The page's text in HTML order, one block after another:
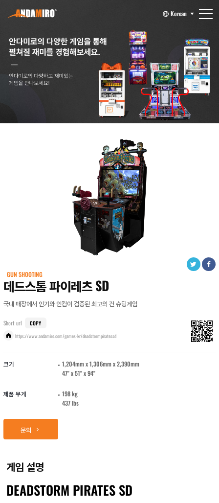
Korean
GUN SHOOTING
데드스톰 파이레츠 SD
국내 매장에서 인기와 인컴이 검증된 최고의 건 슈팅게임
Short url COPY
https://www.andamiro.com/games-kr/deadstormpiratessd
크기
1,204mm x 1,306mm x 2,390mm
47" x 51" x 94"
제품 무게
198 kg
437 lbs
문의
게임 설명
DEADSTORM PIRATES SD